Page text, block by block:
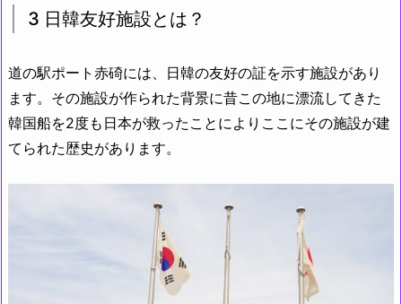
3 日韓友好施設とは？
道の駅ポート赤碕には、日韓の友好の証を示す施設があり
ます。その施設が作られた背景に昔この地に漂流してきた
韓国船を2度も日本が救ったことによりここにその施設が建
てられた歴史があります。